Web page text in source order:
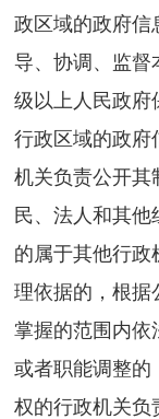
政区域的政府信
导、协调、监督
级以上人民政府
行政区域的政府
机关负责公开其
民、法人和其
的属于其他行政
理依据的，根据
掌握的范围内依
或者职能调整的
权的行政机关负